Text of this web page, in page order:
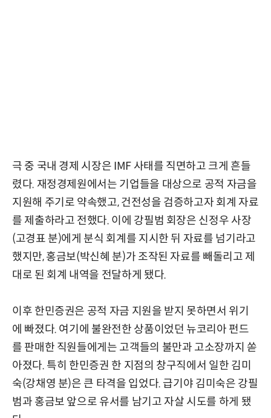
극 중 국내 경제 시장은 IMF 사태를 직면하고 크게 흔들
렸다. 재정경제원에서는 기업들을 대상으로 공적 자금을
지원해 주기로 약속했고, 건전성을 검증하고자 회계 자료
를 제출하라고 전했다. 이에 강필범 회장은 신정우 사장
(고경표 분)에게 분식 회계를 지시한 뒤 자료를 넘기라고
했지만, 홍금보(박신혜 분)가 조작된 자료를 빼돌리고 제
대로 된 회계 내역을 전달하게 됐다.
이후 한민증권은 공적 자금 지원을 받지 못하면서 위기
에 빠졌다. 여기에 불완전한 상품이었던 뉴코리아 펀드
를 판매한 직원들에게는 고객들의 불만과 고소장까지 쏟
아졌다. 특히 한민증권 한 지점의 창구직에서 일한 김미
숙(강채영 분)은 큰 타격을 입었다. 급기야 김미숙은 강필
범과 홍금보 앞으로 유서를 남기고 자살 시도를 하게 됐